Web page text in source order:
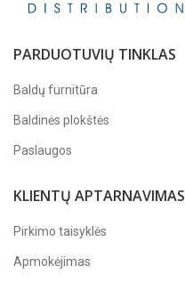
PARDUOTUVIŲ TINKLAS
Baldų furnitūra
Baldinės plokštės
Paslaugos
KLIENTŲ APTARNAVIMAS
Pirkimo taisyklės
Apmokėjimas